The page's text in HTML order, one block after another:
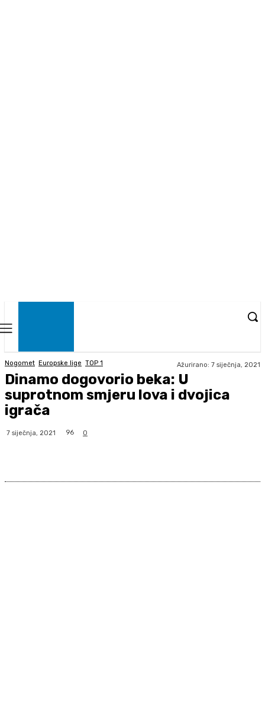
Nogomet Europske lige TOP 1 Ažurirano: 7 siječnja, 2021
Dinamo dogovorio beka: U
suprotnom smjeru lova i dvojica
igrača
7 siječnja, 2021 96 0